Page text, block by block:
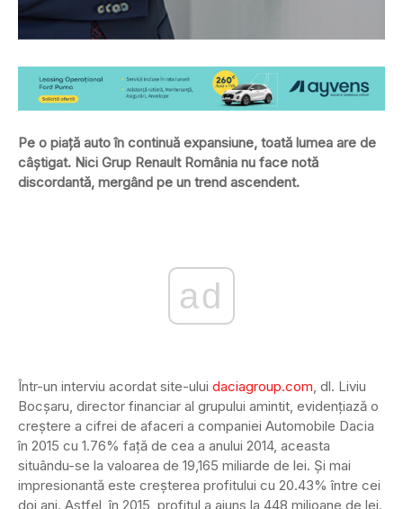
Pe o piață auto în continuă expansiune, toată lumea are de
câștigat. Nici Grup Renault România nu face notă
discordantă, mergând pe un trend ascendent.
ad
Într-un interviu acordat site-ului daciagroup.com, dl. Liviu
Bocșaru, director financiar al grupului amintit, evidențiază o
creștere a cifrei de afaceri a companiei Automobile Dacia
în 2015 cu 1.76% față de cea a anului 2014, aceasta
situându-se la valoarea de 19,165 miliarde de lei. Și mai
impresionantă este creșterea profitului cu 20.43% între cei
doi ani. Astfel, în 2015, profitul a ajuns la 448 milioane de lei.